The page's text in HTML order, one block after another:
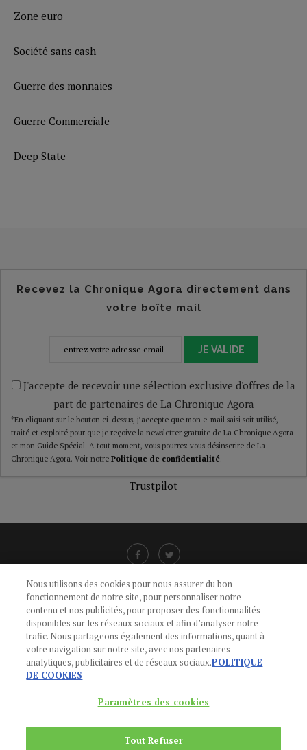
Zone euro
Société sans cash
Guerre des monnaies
Guerre Commerciale
Deep State
Recevez la Chronique Agora directement dans
votre boîte mail
JE VALIDE
J'accepte de recevoir une sélection exclusive d'offres de la
part de partenaires de La Chronique Agora
*En cliquant sur le bouton ci-dessus, j’accepte que mon e-mail saisi soit utilisé,
traité et exploité pour que je reçoive la newsletter gratuite de La Chronique Agora
et mon Guide Spécial. A tout moment, vous pourrez vous désinscrire de La
Chronique Agora. Voir notre Politique de confidentialité.
Trustpilot
LIENS UTILES
CGU-POLITIQUE DE CONFIDENTIALITÉ -POLITIQUE DES COOKIES
MENTIONS LÉGALES -AIDE
CONTACT
Du Lundi au Vendredi, 9h-13h et 14h-17h
Nous utilisons des cookies pour nous assurer du bon
fonctionnement de notre site, pour personnaliser notre
contenu et nos publicités, pour proposer des fonctionnalités
disponibles sur les réseaux sociaux et afin d’analyser notre
trafic. Nous partageons également des informations, quant à
votre navigation sur notre site, avec nos partenaires
analytiques, publicitaires et de réseaux sociaux.POLITIQUE
DE COOKIES
Paramètres des cookies
Tout Refuser